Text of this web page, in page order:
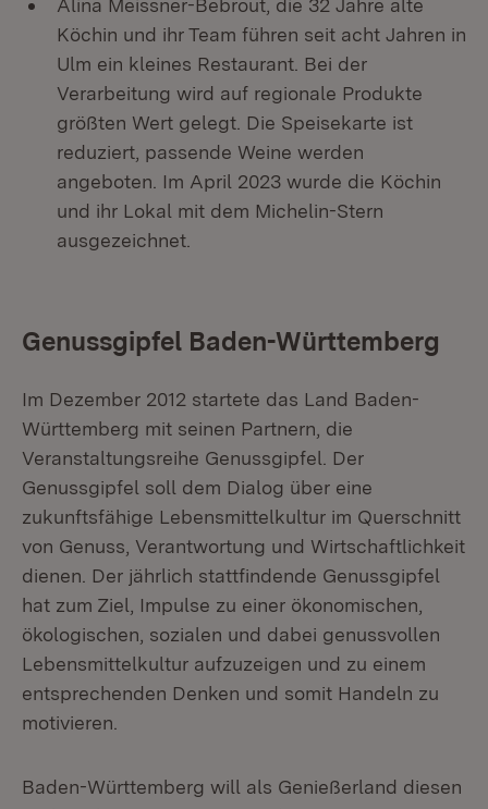
Alina Meissner-Bebrout, die 32 Jahre alte
Köchin und ihr Team führen seit acht Jahren in
Ulm ein kleines Restaurant. Bei der
Verarbeitung wird auf regionale Produkte
größten Wert gelegt. Die Speisekarte ist
reduziert, passende Weine werden
angeboten. Im April 2023 wurde die Köchin
und ihr Lokal mit dem Michelin-Stern
ausgezeichnet.
Genussgipfel Baden-Württemberg
Im Dezember 2012 startete das Land Baden-
Württemberg mit seinen Partnern, die
Veranstaltungsreihe Genussgipfel. Der
Genussgipfel soll dem Dialog über eine
zukunftsfähige Lebensmittelkultur im Querschnitt
von Genuss, Verantwortung und Wirtschaftlichkeit
dienen. Der jährlich stattfindende Genussgipfel
hat zum Ziel, Impulse zu einer ökonomischen,
ökologischen, sozialen und dabei genussvollen
Lebensmittelkultur aufzuzeigen und zu einem
entsprechenden Denken und somit Handeln zu
motivieren.
Baden-Württemberg will als Genießerland diesen